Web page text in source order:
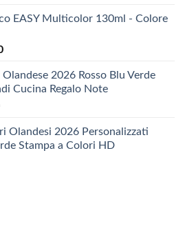
prezzo:
€12,10
EASY Multicolor 130ml - Colore
Fascia
prezzo:
da
€9,90
2026 Rosso Blu Verde
Cucina Regalo Note
attuale
Olandesi 2026 Personalizzati
Stampa a Colori HD